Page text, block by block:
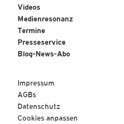
Videos
Medienresonanz
Termine
Presseservice
Blog-News-Abo
Impressum
AGBs
Datenschutz
Cookies anpassen